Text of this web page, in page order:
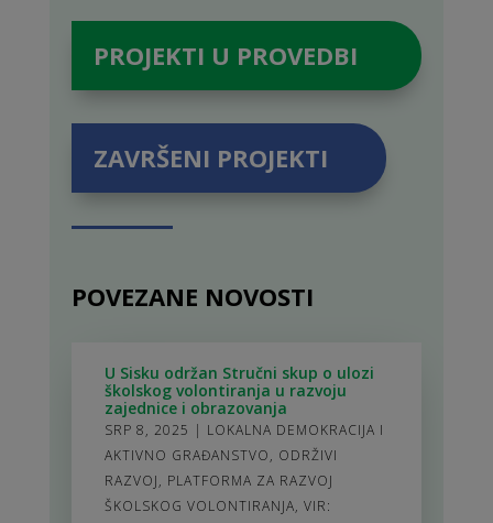
PROJEKTI U PROVEDBI
ZAVRŠENI PROJEKTI
POVEZANE NOVOSTI
U Sisku održan Stručni skup o ulozi
školskog volontiranja u razvoju
zajednice i obrazovanja
SRP 8, 2025 | LOKALNA DEMOKRACIJA I
AKTIVNO GRAĐANSTVO, ODRŽIVI
RAZVOJ, PLATFORMA ZA RAZVOJ
ŠKOLSKOG VOLONTIRANJA, VIR: